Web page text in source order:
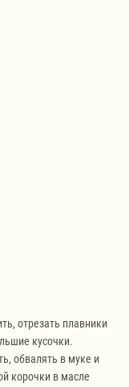
отрезать плавники
кусочки.
обвалять в муке и
корочки в масле